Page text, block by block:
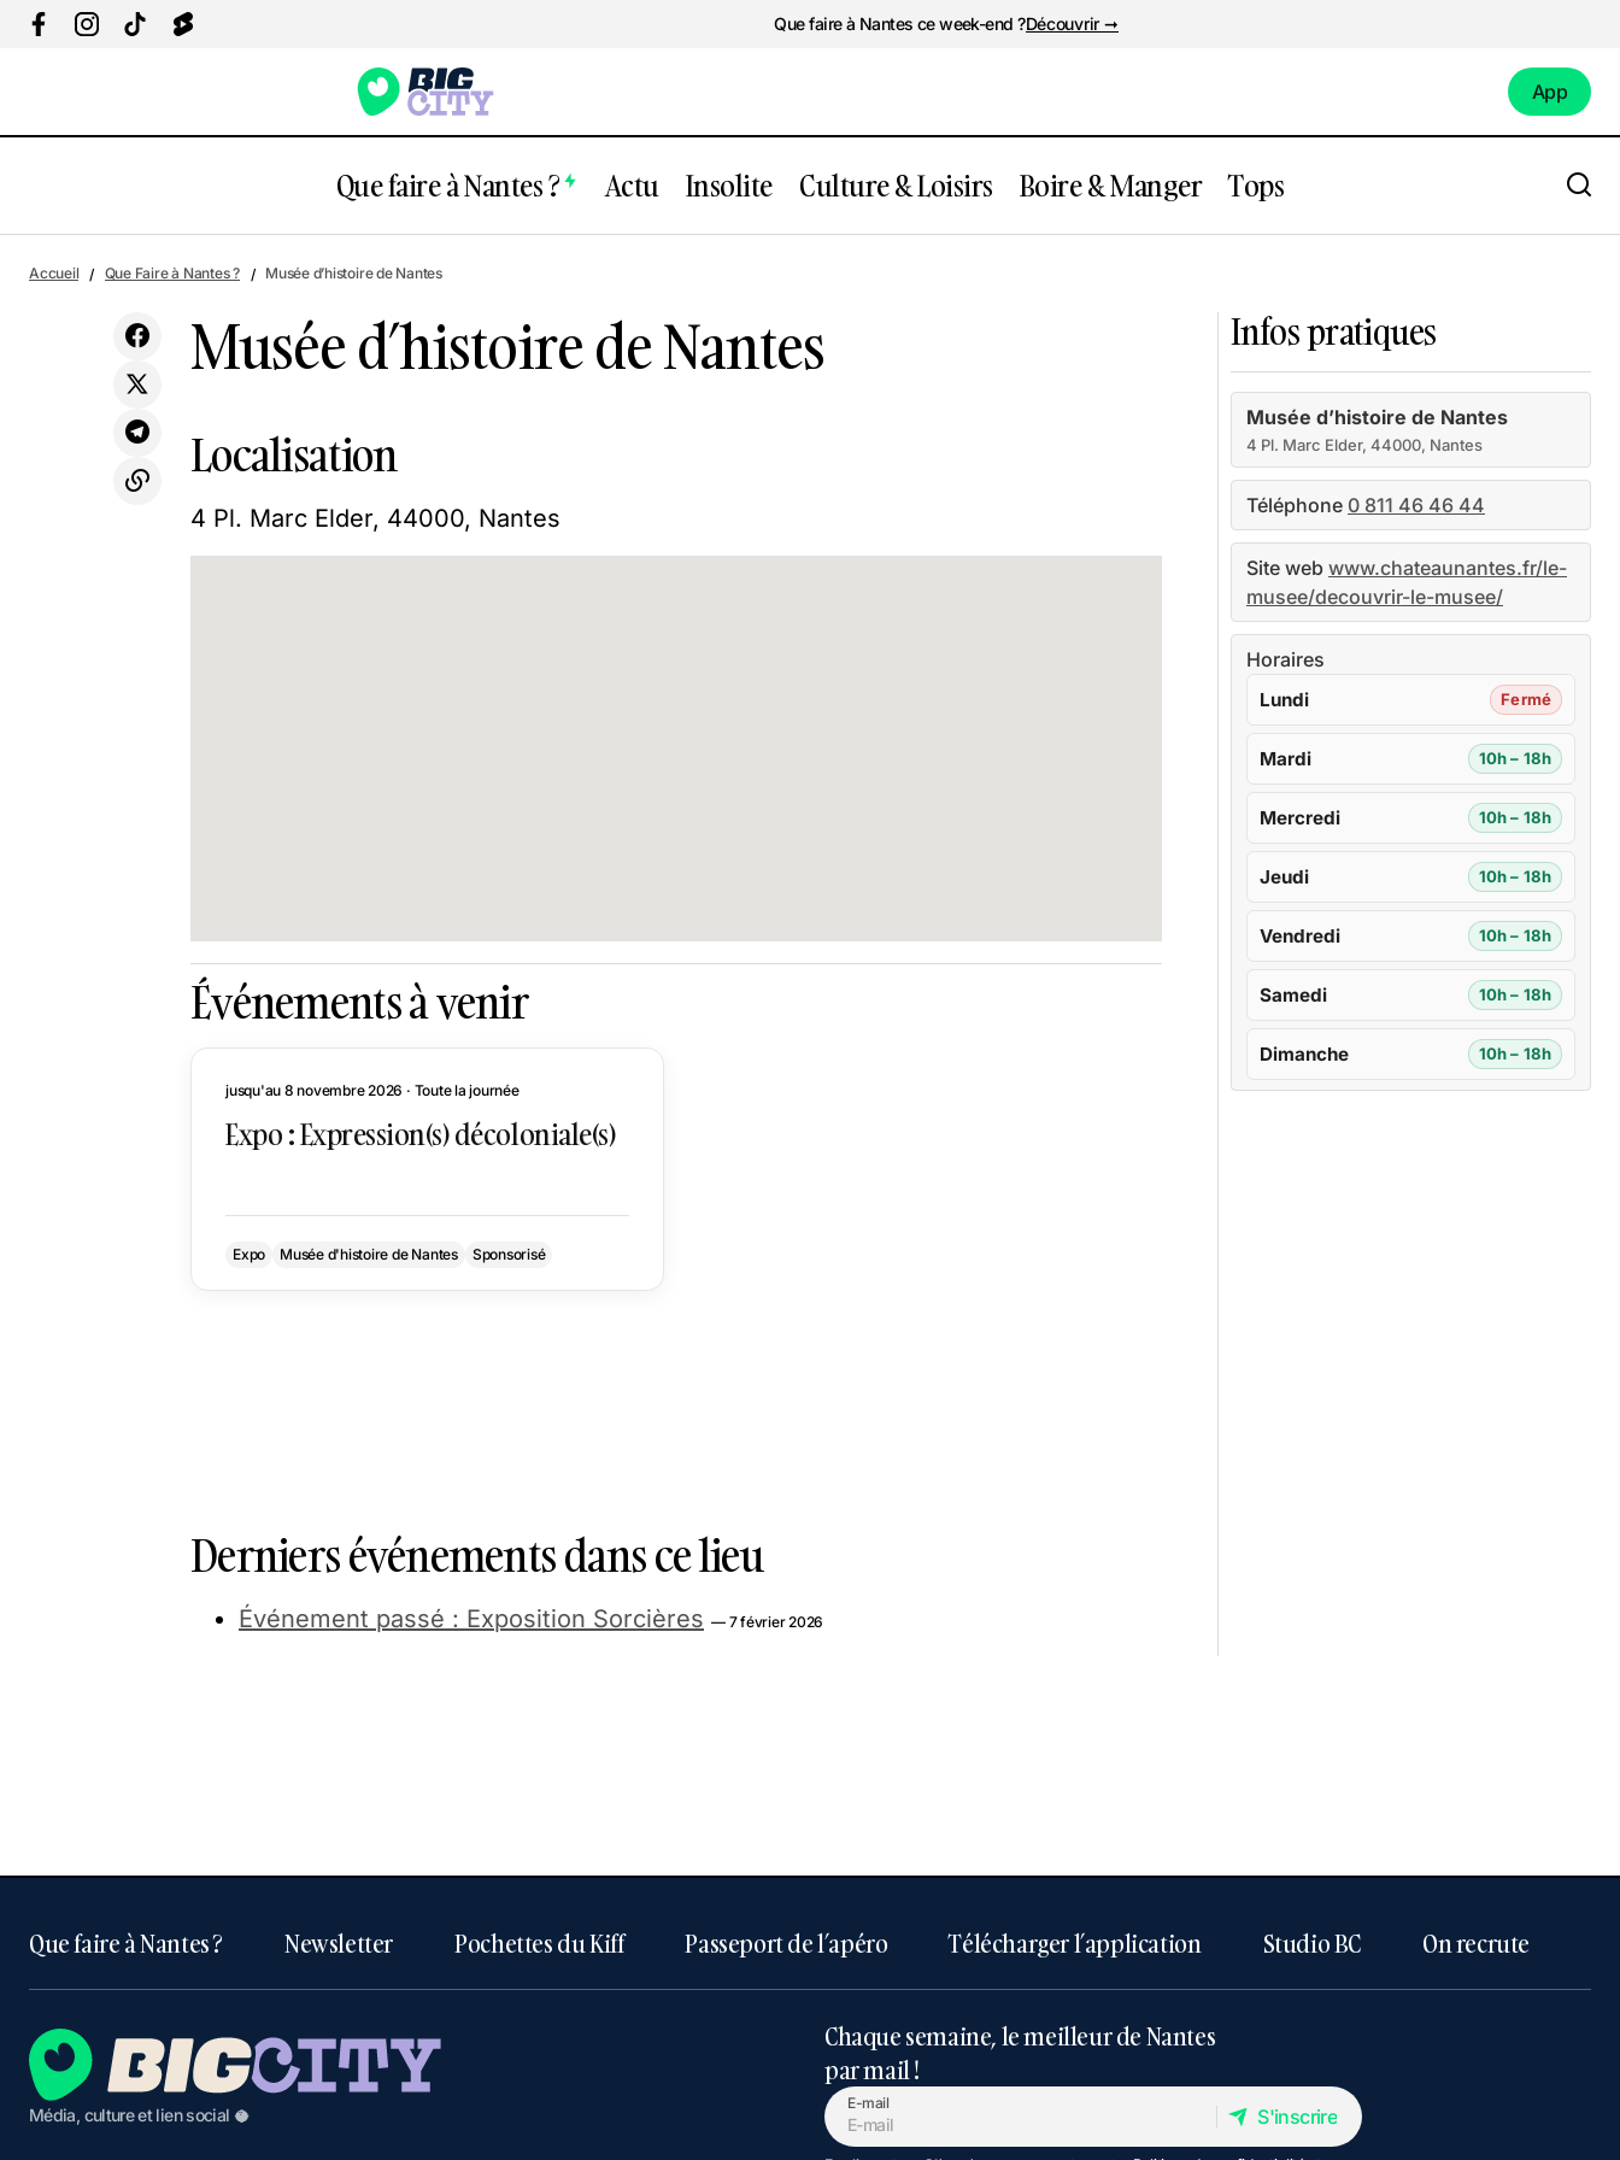
Que faire à Nantes ce week-end ?Découvrir ➞
App
Que faire à Nantes ? Actu Insolite Culture & Loisirs Boire & Manger Tops
Les Machines de l'Île
Accueil Que Faire à Nantes ? Musée d’histoire de Nantes
Musée d’histoire de Nantes
Localisation
4 Pl. Marc Elder, 44000, Nantes
Événements à venir
jusqu'au 8 novembre 2026 · Toute la journée
Expo : Expression(s) décoloniale(s)
Expo Musée d'histoire de Nantes Sponsorisé
Derniers événements dans ce lieu
Événement passé : Exposition Sorcières — 7 février 2026
Infos pratiques
Musée d’histoire de Nantes
4 Pl. Marc Elder, 44000, Nantes
Téléphone 0 811 46 46 44
Site web www.chateaunantes.fr/le-
musee/decouvrir-le-musee/
Horaires
Lundi Fermé
Mardi 10h – 18h
Mercredi 10h – 18h
Jeudi 10h – 18h
Vendredi 10h – 18h
Samedi 10h – 18h
Dimanche 10h – 18h
Média, culture et lien social 🥥
Que faire à Nantes ? Newsletter Pochettes du Kiff Passeport de l’apéro Télécharger l’application Studio BC On recrute
Chaque semaine, le meilleur de Nantes
par mail !
E-mail
S'inscrire
S'inscrire